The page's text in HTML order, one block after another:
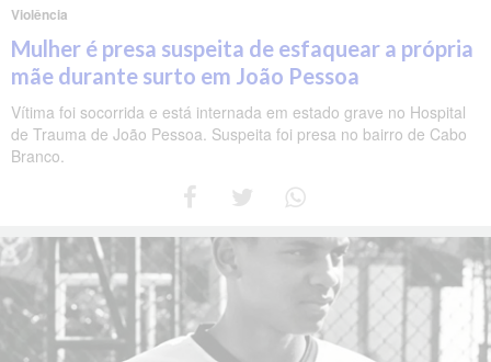
Violência
Mulher é presa suspeita de esfaquear a própria
mãe durante surto em João Pessoa
Vítima foi socorrida e está internada em estado grave no Hospital
de Trauma de João Pessoa. Suspeita foi presa no bairro de Cabo
Branco.